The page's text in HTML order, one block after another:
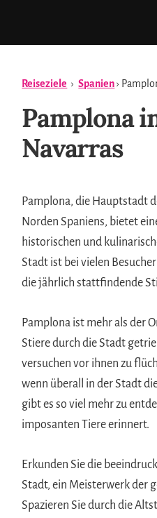
Reiseziele › Spanien›
Pamplona
Navarras
Pamplona, die Hauptstadt
Norden Spaniens, bietet
historischen und
Stadt ist bei vielen
die jährlich stattfindende
Pamplona ist mehr als der
Stiere durch die Stadt
versuchen vor ihnen zu
wenn überall in der Stadt
gibt es so viel mehr zu
imposanten Tiere erinnert.
Erkunden Sie die
Stadt, ein Meisterwerk der
Spazieren Sie durch die